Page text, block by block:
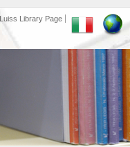
Luiss Library Page